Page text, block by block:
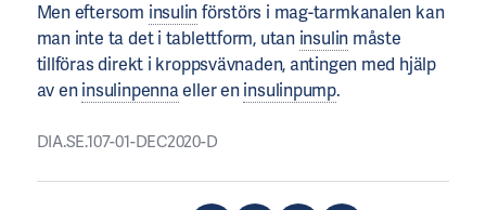
Men eftersom insulinförstörs i mag-tarmkanalen kan
man inte ta det i tablettform, utan insulin måste
tillföras direkt i kroppsvävnaden, antingen med hjälp
av eninsulinpennaeller eninsulinpump.
DIA.SE.107-01-DEC2020-D